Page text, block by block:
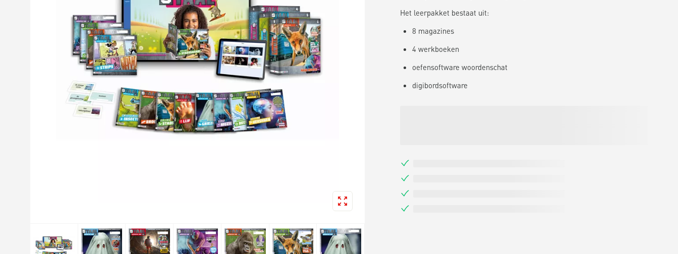
Het leerpakket bestaat uit:
8 magazines
4 werkboeken
oefensoftware woordenschat
digibordsoftware